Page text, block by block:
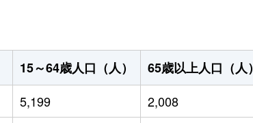
15～64歳人口（人） 65歳以上人口（人）
5,199 2,008